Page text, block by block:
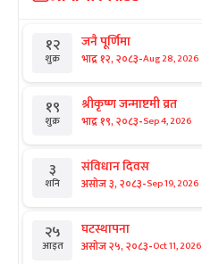
१२
शुक्र
जनै पूर्णिमा
भाद्र १२, २०८३-Aug 28, 2026
१९
शुक्र
श्रीकृष्ण जन्माष्टमी व्रत
भाद्र १९, २०८३-Sep 4, 2026
३
शनि
संविधान दिवस
असोज ३, २०८३-Sep 19, 2026
२५
आइत
घटस्थापना
असोज २५, २०८३-Oct 11, 2026